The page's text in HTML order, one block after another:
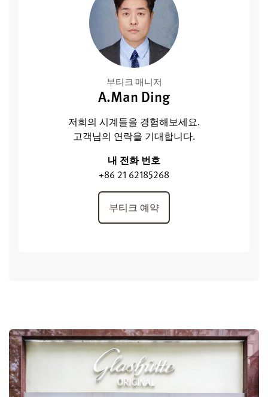
부티크 매니저
A.Man Ding
저희의 시계들을 경험해보세요.
고객님의 연락을 기대합니다.
내 전화 번호
+86 21 62185268
부티크 예약